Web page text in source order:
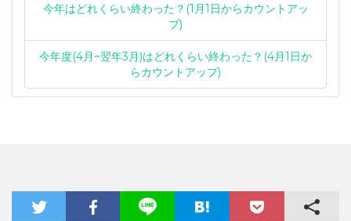
今年はどれくらい終わった？(1月1日からカウントアッ
プ)
今年度(4月~翌年3月)はどれくらい終わった？(4月1日か
らカウントアップ)